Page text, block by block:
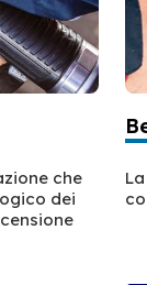
che
dei